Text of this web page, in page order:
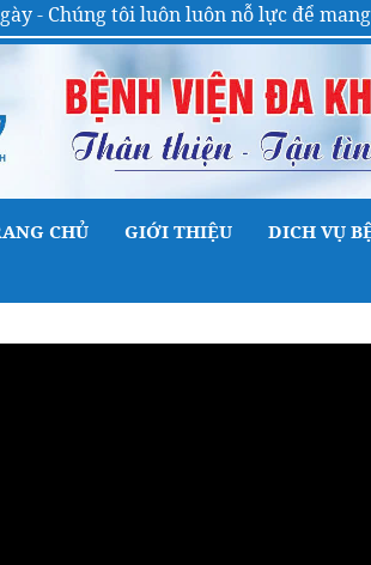
tôi luôn luôn nỗ lực để mang đến
CHỦ GIỚI THIỆU DICH VỤ